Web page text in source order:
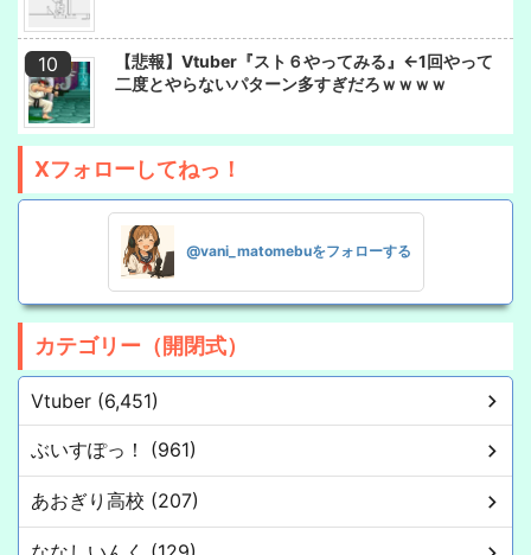
【悲報】Vtuber『スト６やってみる』←1回やって
二度とやらないパターン多すぎだろｗｗｗｗ
Xフォローしてねっ！
@vani_matomebuをフォローする
カテゴリー（開閉式）
Vtuber (6,451)
ぶいすぽっ！ (961)
あおぎり高校 (207)